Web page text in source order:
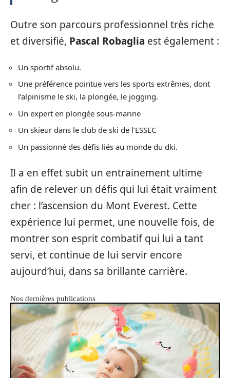
Outre son parcours professionnel très riche
et diversifié, Pascal Robaglia est également :
Un sportif absolu.
Une préférence pointue vers les sports extrêmes, dont
l’alpinisme le ski, la plongée, le jogging.
Un expert en plongée sous-marine
Un skieur dans le club de ski de l’ESSEC
Un passionné des défis liés au monde du dki.
Il a en effet subit un entrainement ultime
afin de relever un défis qui lui était vraiment
cher : l’ascension du Mont Everest. Cette
expérience lui permet, une nouvelle fois, de
montrer son esprit combatif qui lui a tant
servi, et continue de lui servir encore
aujourd’hui, dans sa brillante carrière.
Nos dernières publications